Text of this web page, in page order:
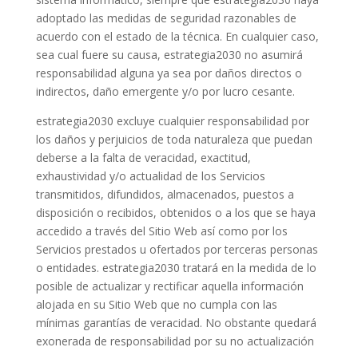
adoptado las medidas de seguridad razonables de
acuerdo con el estado de la técnica. En cualquier caso,
sea cual fuere su causa, estrategia2030 no asumirá
responsabilidad alguna ya sea por daños directos o
indirectos, daño emergente y/o por lucro cesante.
estrategia2030 excluye cualquier responsabilidad por
los daños y perjuicios de toda naturaleza que puedan
deberse a la falta de veracidad, exactitud,
exhaustividad y/o actualidad de los Servicios
transmitidos, difundidos, almacenados, puestos a
disposición o recibidos, obtenidos o a los que se haya
accedido a través del Sitio Web así como por los
Servicios prestados u ofertados por terceras personas
o entidades. estrategia2030 tratará en la medida de lo
posible de actualizar y rectificar aquella información
alojada en su Sitio Web que no cumpla con las
mínimas garantías de veracidad. No obstante quedará
exonerada de responsabilidad por su no actualización